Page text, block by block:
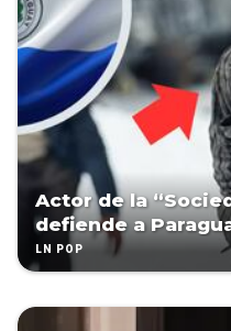
Actor de la
defiende a
LN POP